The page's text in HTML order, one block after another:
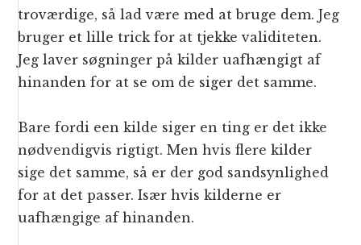
troværdige, så lad være med at bruge dem. Jeg
bruger et lille trick for at tjekke validiteten.
Jeg laver søgninger på kilder uafhængigt af
hinanden for at se om de siger det samme.
Bare fordi een kilde siger en ting er det ikke
nødvendigvis rigtigt. Men hvis flere kilder
sige det samme, så er der god sandsynlighed
for at det passer. Især hvis kilderne er
uafhængige af hinanden.